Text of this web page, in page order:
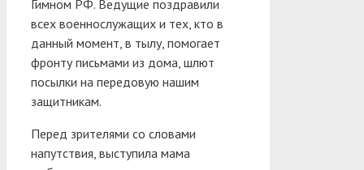
Гимном РФ. Ведущие поздравили
всех военнослужащих и тех, кто в
данный момент, в тылу, помогает
фронту письмами из дома, шлют
посылки на передовую нашим
защитникам.
Перед зрителями со словами
напутствия, выступила мама